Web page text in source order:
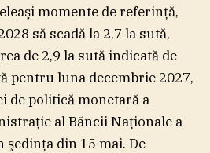
momente de referinţă,
să scadă la 2,7 la sută,
de 2,9 la sută indicată de
pentru luna decembrie 2027,
de politică monetară a
al Băncii Naţionale a
din 15 mai. De